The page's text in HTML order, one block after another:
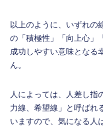
以上のように、いずれの
の「積極性」「向上心」
成功しやすい意味となる
ん。
人によっては、人差し指
力線、希望線」と呼ばれ
いますので、気になる人